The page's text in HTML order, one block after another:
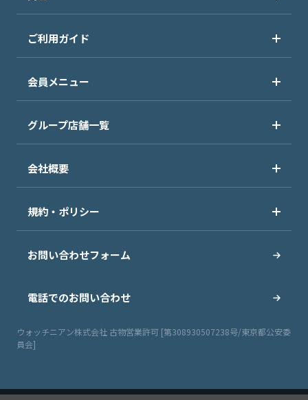
ご利用ガイド
会員メニュー
グループ店舗一覧
会社概要
規約・ポリシー
お問い合わせフォーム
電話でのお問い合わせ
ウォッチニアン株式会社 古物営業許可 [第308930507238号/東京都公安委
員会]